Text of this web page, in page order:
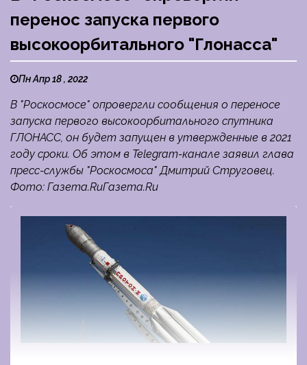
перенос запуска первого
высокоорбитального "Глонасса"
Пн Апр 18 , 2022
В "Роскосмосе" опровергли сообщения о переносе
запуска первого высокоорбитального спутника
ГЛОНАСС, он будет запущен в утвержденные в 2021
году сроки. Об этом в Telegram-канале заявил глава
пресс-службы "Роскосмоса" Дмитрий Струговец.
Фото: Газета.RuГазета.Ru